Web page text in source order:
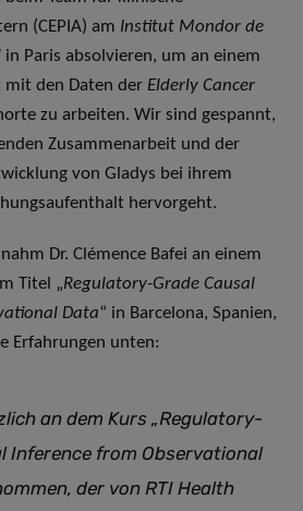
(CEPIA) am Institut Mondor de
in Paris absolvieren, um an einem
mit den Daten der Elderly Cancer
zu arbeiten. Wir sind gespannt,
Zusammenarbeit und der
von Gladys bei ihrem
hervorgeht.
Dr. Clémence Bafei an einem
Titel „Regulatory-Grade Causal
Data“ in Barcelona, Spanien,
Erfahrungen unten:
an dem Kurs „Regulatory-
Inference from Observational
der von RTI Health